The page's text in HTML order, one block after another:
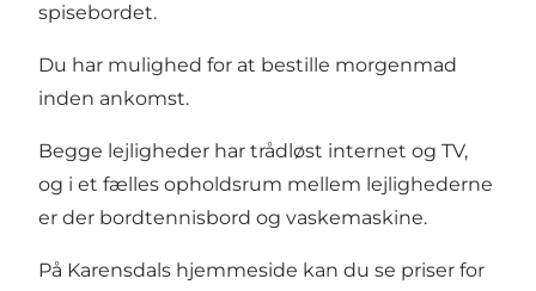
spisebordet.
Du har mulighed for at bestille morgenmad
inden ankomst.
Begge lejligheder har trådløst internet og TV,
og i et fælles opholdsrum mellem lejlighederne
er der bordtennisbord og vaskemaskine.
På Karensdals hjemmeside kan du se priser for